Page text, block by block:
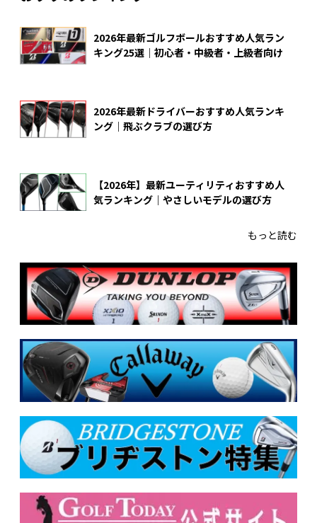
2026年最新ゴルフボールおすすめ人気ラン
キング25選｜初心者・中級者・上級者向け
2026年最新ドライバーおすすめ人気ランキ
ング｜飛ぶクラブの選び方
【2026年】最新ユーティリティおすすめ人
気ランキング｜やさしいモデルの選び方
もっと読む